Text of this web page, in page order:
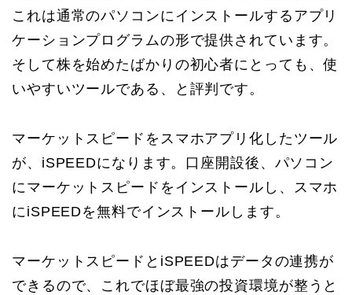
これは通常のパソコンにインストールするアプリ
ケーションプログラムの形で提供されています。
そして株を始めたばかりの初心者にとっても、使
いやすいツールである、と評判です。
マーケットスピードをスマホアプリ化したツール
が、iSPEEDになります。口座開設後、パソコン
にマーケットスピードをインストールし、スマホ
にiSPEEDを無料でインストールします。
マーケットスピードとiSPEEDはデータの連携が
できるので、これでほぼ最強の投資環境が整うと